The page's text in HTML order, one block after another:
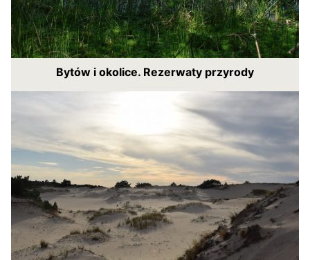
Bytów i okolice. Rezerwaty przyrody